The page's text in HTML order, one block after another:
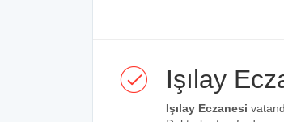
Işılay
Işılay Eczanesi